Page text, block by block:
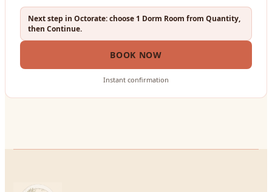
Next step in Octorate: choose 1 Dorm Room from Quantity,
then Continue.
BOOK NOW
Instant confirmation